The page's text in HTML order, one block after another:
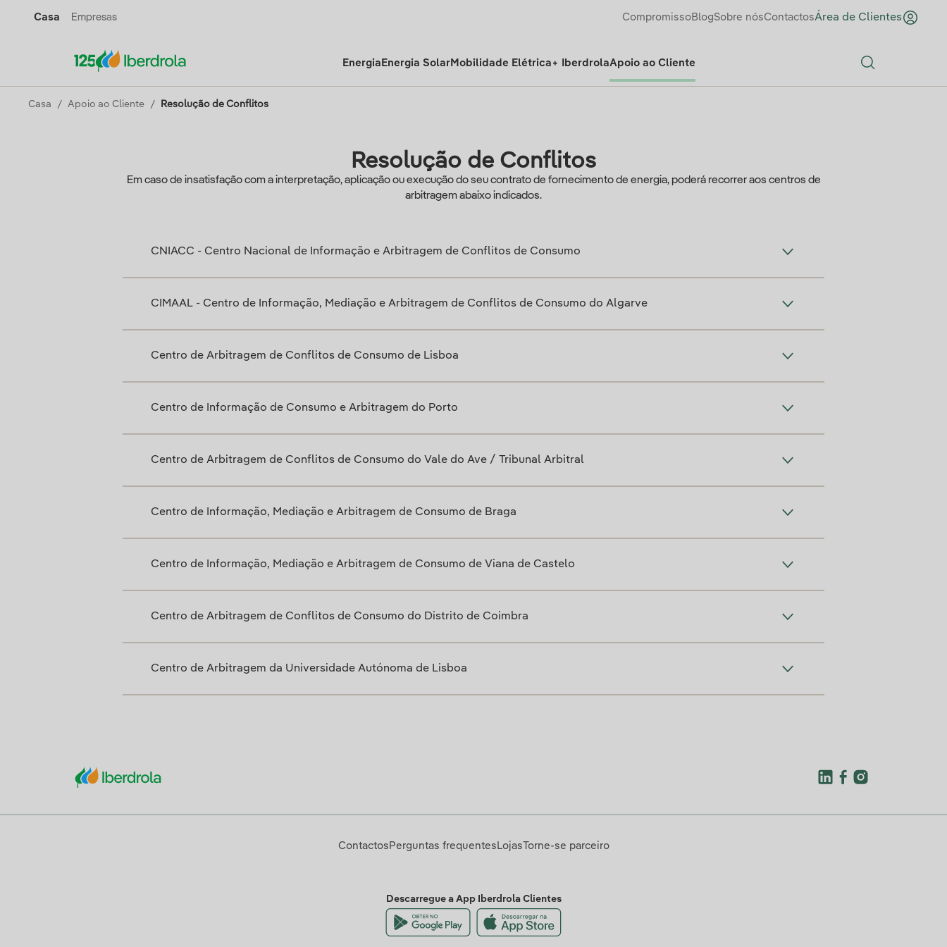
Casa Empresas CompromissoBlogSobre nósContactosÁrea de Clientes
Energia Energia Solar Mobilidade Elétrica + IberdrolaApoio ao Cliente
Casa Apoio ao Cliente Resolução de Conflitos
Resolução de Conflitos
Em caso de insatisfação com a interpretação, aplicação ou execução do seu contrato de fornecimento de energia, poderá recorrer aos centros de
arbitragem abaixo indicados.
CNIACC - Centro Nacional de Informação e Arbitragem de Conflitos de Consumo
CIMAAL - Centro de Informação, Mediação e Arbitragem de Conflitos de Consumo do Algarve
Centro de Arbitragem de Conflitos de Consumo de Lisboa
Centro de Informação de Consumo e Arbitragem do Porto
Centro de Arbitragem de Conflitos de Consumo do Vale do Ave / Tribunal Arbitral
Centro de Informação, Mediação e Arbitragem de Consumo de Braga
Centro de Informação, Mediação e Arbitragem de Consumo de Viana de Castelo
Centro de Arbitragem de Conflitos de Consumo do Distrito de Coimbra
Centro de Arbitragem da Universidade Autónoma de Lisboa
Contactos Perguntas frequentes LojasTorne-se parceiro
Descarregue a App Iberdrola Clientes